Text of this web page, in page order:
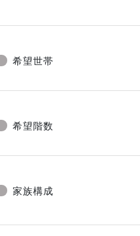
希望世帯
希望階数
家族構成